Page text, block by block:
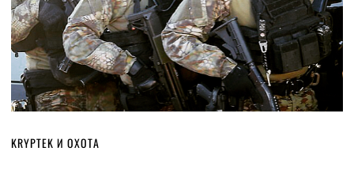
KRYPTEK И ОХОТА